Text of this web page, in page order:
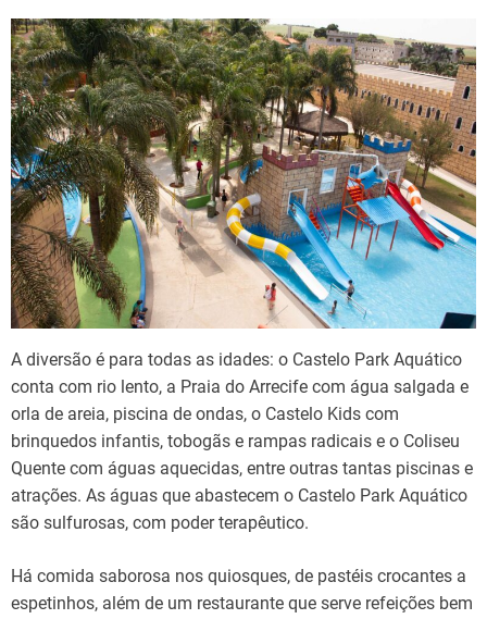
A diversão é para todas as idades: o Castelo Park Aquático
conta com rio lento, a Praia do Arrecife com água salgada e
orla de areia, piscina de ondas, o Castelo Kids com
brinquedos infantis, tobogãs e rampas radicais e o Coliseu
Quente com águas aquecidas, entre outras tantas piscinas e
atrações. As águas que abastecem o Castelo Park Aquático
são sulfurosas, com poder terapêutico.
Há comida saborosa nos quiosques, de pastéis crocantes a
espetinhos, além de um restaurante que serve refeições bem